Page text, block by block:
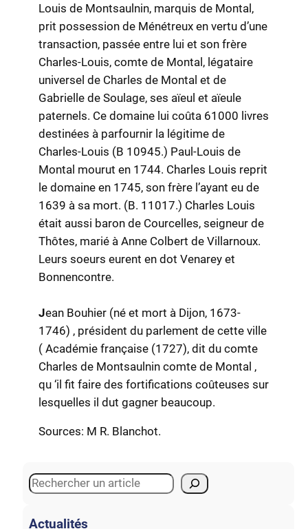
Louis de Montsaulnin, marquis de Montal,
prit possession de Ménétreux en vertu d’une
transaction, passée entre lui et son frère
Charles-Louis, comte de Montal, légataire
universel de Charles de Montal et de
Gabrielle de Soulage, ses aïeul et aïeule
paternels. Ce domaine lui coûta 61000 livres
destinées à parfournir la légitime de
Charles-Louis (B 10945.) Paul-Louis de
Montal mourut en 1744. Charles Louis reprit
le domaine en 1745, son frère l’ayant eu de
1639 à sa mort. (B. 11017.) Charles Louis
était aussi baron de Courcelles, seigneur de
Thôtes, marié à Anne Colbert de Villarnoux.
Leurs soeurs eurent en dot Venarey et
Bonnencontre.
Jean Bouhier (né et mort à Dijon, 1673-
1746) , président du parlement de cette ville
( Académie française (1727), dit du comte
Charles de Montsaulnin comte de Montal ,
qu ‘il fit faire des fortifications coûteuses sur
lesquelles il dut gagner beaucoup.
Sources: M R. Blanchot.
S
a
Actualités